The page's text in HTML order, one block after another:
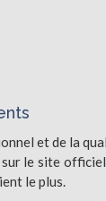
et de la
le site
le plus.